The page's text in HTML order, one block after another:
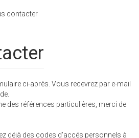
contacter
ci-après. Vous recevrez par e-mail
des références particulières, merci de
déjà des codes d'accés personnels à